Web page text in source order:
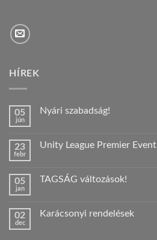
HÍREK
05
jún
Nyári szabadság!
Nyári
23
febr
Unity League Premier Event
Unity
bejegyzéshez
05
jan
TAGSÁG változások!
TAGSÁG
02
dec
Karácsonyi rendelések